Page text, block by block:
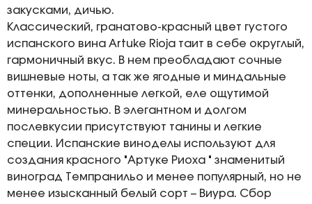
закусками, дичью.
Классический, гранатово-красный цвет густого
испанского вина Artuke Rioja таит в себе округлый,
гармоничный вкус. В нем преобладают сочные
вишневые ноты, а так же ягодные и миндальные
оттенки, дополненные легкой, еле ощутимой
минеральностью. В элегантном и долгом
послевкусии присутствуют танины и легкие
специи. Испанские виноделы используют для
создания красного "Артуке Риоха " знаменитый
виноград Темпранильо и менее популярный, но не
менее изысканный белый сорт – Виура. Сбор